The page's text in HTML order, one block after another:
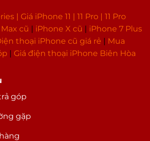
góp
gặp
| Giá iPhone 11 11 Pro
11 Pro
cũ iPhone X cũ
iPhone 7 Plus
thoại iPhone cũ giá rẻ
Mua
Giá điện thoại iPhone Biên Hòa